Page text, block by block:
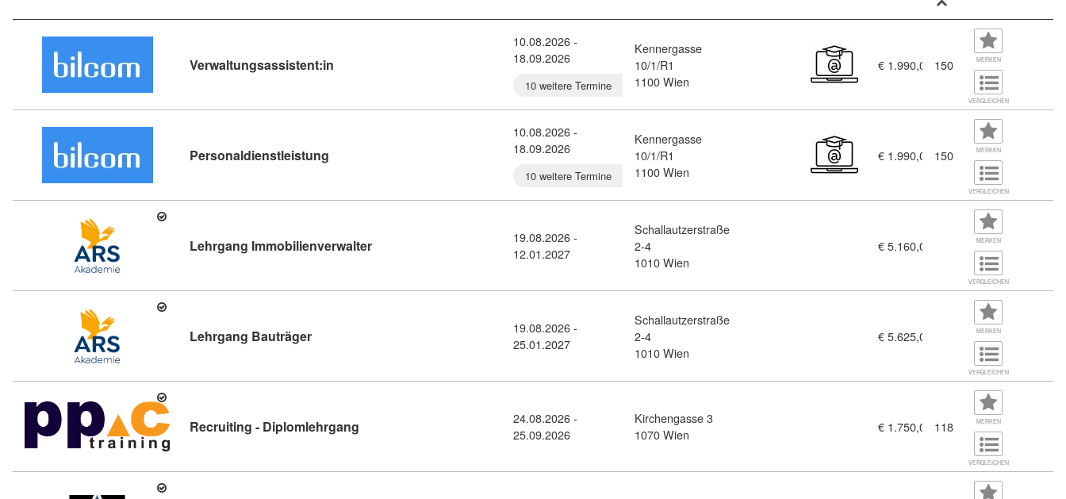
Verwaltungsassistent:in Kursdetail: Verwaltungsassistent:in (7356150)
10.08.2026 -
18.09.2026
10 weitere Termine
Kennergasse
10/1/R1
1100 Wien
€ 1.990,00 150 MERKEN
VERGLEICHEN
Personaldienstleistung Kursdetail: Personaldienstleistung (7356142)
10.08.2026 -
18.09.2026
10 weitere Termine
Kennergasse
10/1/R1
1100 Wien
€ 1.990,00 150 MERKEN
VERGLEICHEN
Lehrgang ImmobilienverwalterKursdetail: Lehrgang Immobilienverwalter (10353820)
19.08.2026 -
12.01.2027
Schallautzerstraße
2-4
1010 Wien
€ 5.160,00 MERKEN
VERGLEICHEN
Lehrgang BauträgerKursdetail: Lehrgang Bauträger (10353810)
19.08.2026 -
25.01.2027
Schallautzerstraße
2-4
1010 Wien
€ 5.625,00 MERKEN
VERGLEICHEN
Recruiting - Diplomlehrgang Kursdetail: Recruiting - Diplomlehrgang (6026428)
24.08.2026 -
25.09.2026
Kirchengasse 3
1070 Wien
€ 1.750,00 118 MERKEN
VERGLEICHEN